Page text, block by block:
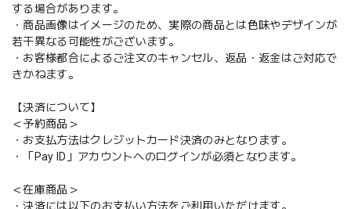
する場合があります。
・商品画像はイメージのため、実際の商品とは色味やデザインが
若干異なる可能性がございます。
・お客様都合によるご注文のキャンセル、返品・返金はご対応で
きかねます。
【決済について】
＜予約商品＞
・お支払方法はクレジットカード決済のみとなります。
・「Pay ID」アカウントへのログインが必須となります。
＜在庫商品＞
・決済には以下のお支払い方法をご利用いただけます。